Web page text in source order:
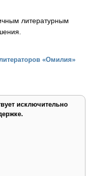
литературным
«Омилия»
исключительно